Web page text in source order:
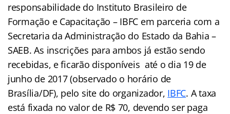
responsabilidade do Instituto Brasileiro de
Formação e Capacitação – IBFC em parceria com a
Secretaria da Administração do Estado da Bahia –
SAEB. As inscrições para ambos já estão sendo
recebidas, e ficarão disponíveis até o dia 19 de
junho de 2017 (observado o horário de
Brasília/DF), pelo site do organizador, IBFC. A taxa
está fixada no valor de R$ 70, devendo ser paga